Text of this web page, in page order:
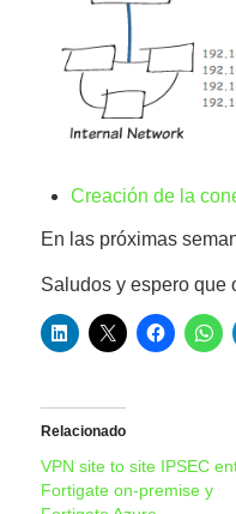
Creación de la
En las próximas
Saludos y espero que
Relacionado
VPN site to site IPSEC
Fortigate on-premise y